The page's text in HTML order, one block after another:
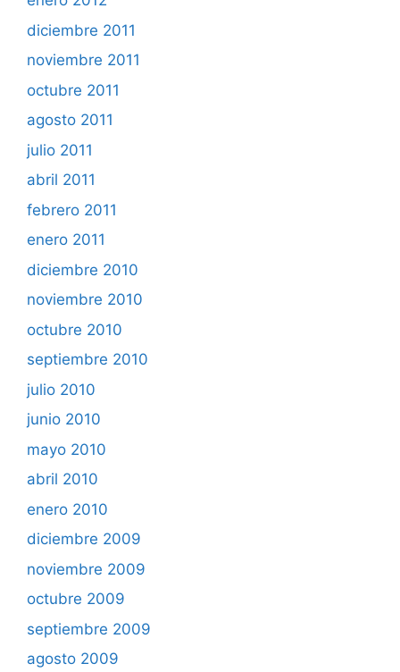
diciembre 2011
noviembre 2011
octubre 2011
agosto 2011
julio 2011
abril 2011
febrero 2011
enero 2011
diciembre 2010
noviembre 2010
octubre 2010
septiembre 2010
julio 2010
junio 2010
mayo 2010
abril 2010
enero 2010
diciembre 2009
noviembre 2009
octubre 2009
septiembre 2009
agosto 2009